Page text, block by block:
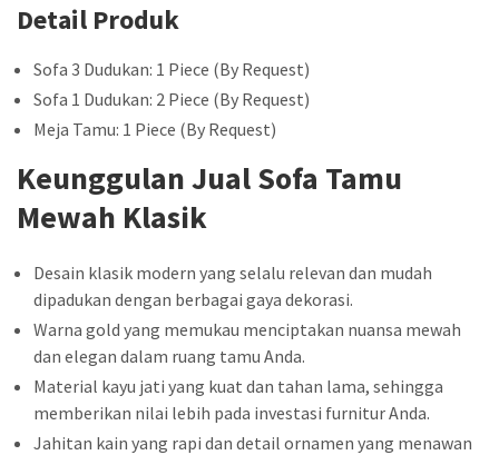
Detail Produk
Sofa 3 Dudukan: 1 Piece (By Request)
Sofa 1 Dudukan: 2 Piece (By Request)
Meja Tamu: 1 Piece (By Request)
Keunggulan Jual Sofa Tamu
Mewah Klasik
Desain klasik modern yang selalu relevan dan mudah
dipadukan dengan berbagai gaya dekorasi.
Warna gold yang memukau menciptakan nuansa mewah
dan elegan dalam ruang tamu Anda.
Material kayu jati yang kuat dan tahan lama, sehingga
memberikan nilai lebih pada investasi furnitur Anda.
Jahitan kain yang rapi dan detail ornamen yang menawan